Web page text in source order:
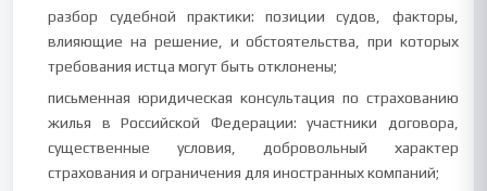
разбор судебной практики: позиции судов, факторы,
влияющие на решение, и обстоятельства, при которых
требования истца могут быть отклонены;
письменная юридическая консультация по страхованию
жилья в Российской Федерации: участники договора,
существенные условия, добровольный характер
страхования и ограничения для иностранных компаний;